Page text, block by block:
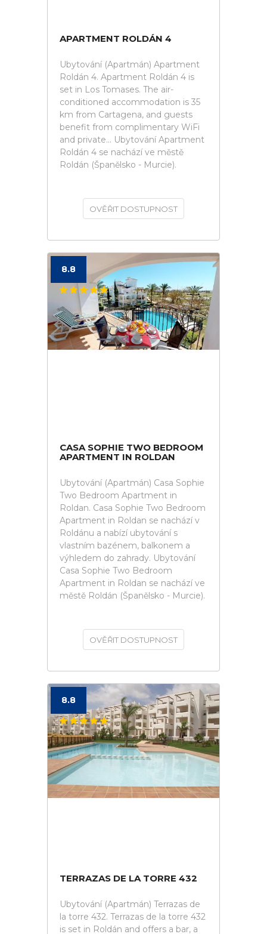
APARTMENT ROLDÁN 4
Ubytování (Apartmán) Apartment
Roldán 4. Apartment Roldán 4 is
set in Los Tomases. The air-
conditioned accommodation is 35
km from Cartagena, and guests
benefit from complimentary WiFi
and private... Ubytování Apartment
Roldán 4 se nachází ve městě
Roldán (Španělsko - Murcie).
OVĚŘIT DOSTUPNOST
8.8
CASA SOPHIE TWO BEDROOM
APARTMENT IN ROLDAN
Ubytování (Apartmán) Casa Sophie
Two Bedroom Apartment in
Roldan. Casa Sophie Two Bedroom
Apartment in Roldan se nachází v
Roldánu a nabízí ubytování s
vlastním bazénem, balkonem a
výhledem do zahrady. Ubytování
Casa Sophie Two Bedroom
Apartment in Roldan se nachází ve
městě Roldán (Španělsko - Murcie).
OVĚŘIT DOSTUPNOST
8.8
TERRAZAS DE LA TORRE 432
Ubytování (Apartmán) Terrazas de
la torre 432. Terrazas de la torre 432
is set in Roldán and offers a bar, a